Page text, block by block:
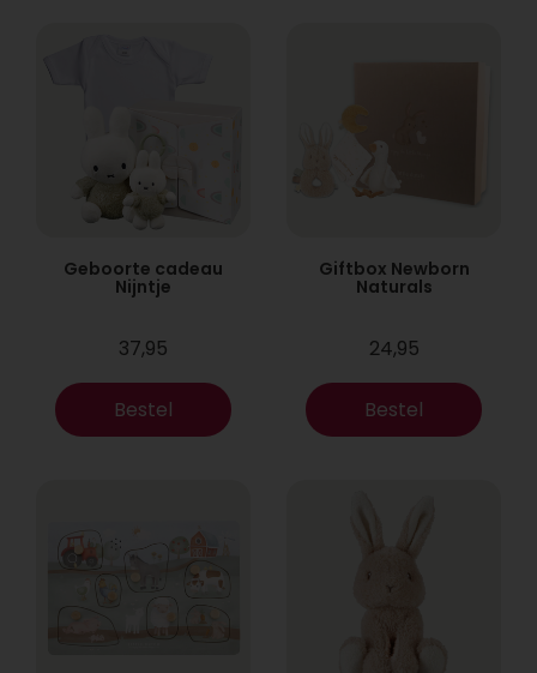
Geboorte cadeau
Nijntje
37,95
Bestel
Giftbox Newborn
Naturals
24,95
Bestel